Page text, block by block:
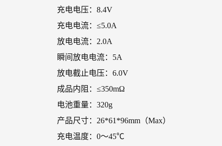
充电电压：8.4V
充电电流：≤5.0A
放电电流：2.0A
瞬间放电电流：5A
放电截止电压：6.0V
成品内阻：≤350mΩ
电池重量：320g
产品尺寸：26*61*96mm（Max）
充电温度：0～45℃